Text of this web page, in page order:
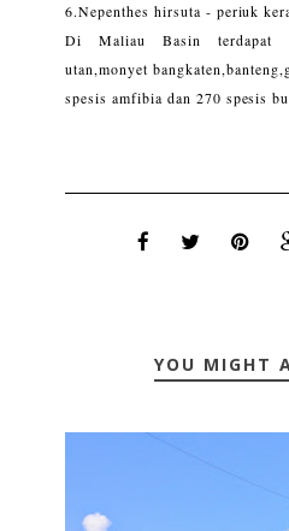
6.Nepenthes hirsuta - periuk
Di Maliau Basin terdapat
utan,monyet
spesis amfibia dan 270 spesis
YOU MIGHT